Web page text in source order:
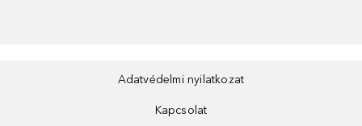
Adatvédelmi nyilatkozat
Kapcsolat